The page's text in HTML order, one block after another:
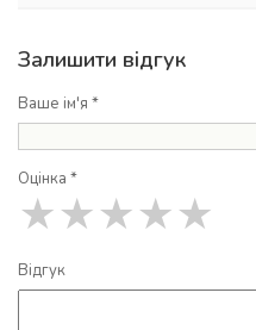
Залишити відгук
Ваше ім'я *
Оцінка *
★
★
★
★
★
Відгук